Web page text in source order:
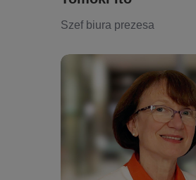
Szef biura prezesa